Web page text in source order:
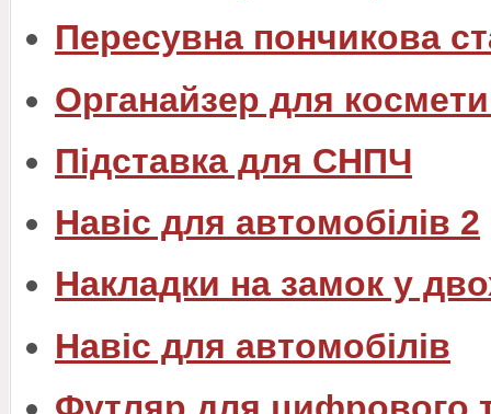
Пересувна пончикова
Органайзер для
Підставка для СНПЧ
Навіс для автомобілів 2
Накладки на замок у
Навіс для автомобілів